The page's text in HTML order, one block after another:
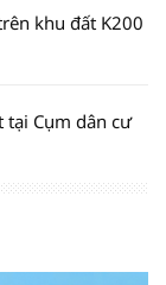
khu đất K200
tại Cụm dân cư